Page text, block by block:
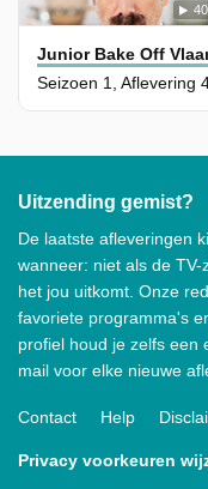
Junior Bake Off
Seizoen 1, Aflevering
Uitzending gemist?
De laatste afleveringen
wanneer: niet als de
het jou uitkomt. Onze
favoriete programma's
profiel houd je zelfs een
mail voor elke nieuwe
Contact Help
Privacy voorkeuren